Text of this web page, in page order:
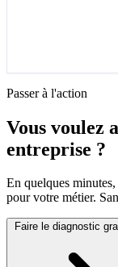
Passer à l'action
Vous voulez
entreprise ?
En quelques
pour votre métier.
Faire le diagnostic